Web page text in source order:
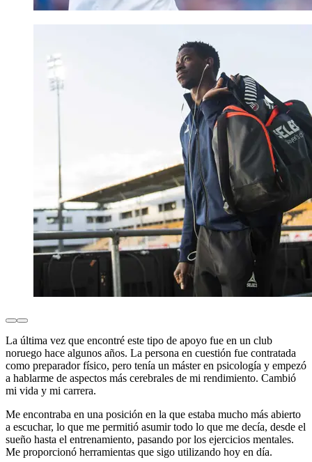
La última vez que encontré este tipo de apoyo fue en un club
noruego hace algunos años. La persona en cuestión fue contratada
como preparador físico, pero tenía un máster en psicología y empezó
a hablarme de aspectos más cerebrales de mi rendimiento. Cambió
mi vida y mi carrera.
Me encontraba en una posición en la que estaba mucho más abierto
a escuchar, lo que me permitió asumir todo lo que me decía, desde el
sueño hasta el entrenamiento, pasando por los ejercicios mentales.
Me proporcionó herramientas que sigo utilizando hoy en día.